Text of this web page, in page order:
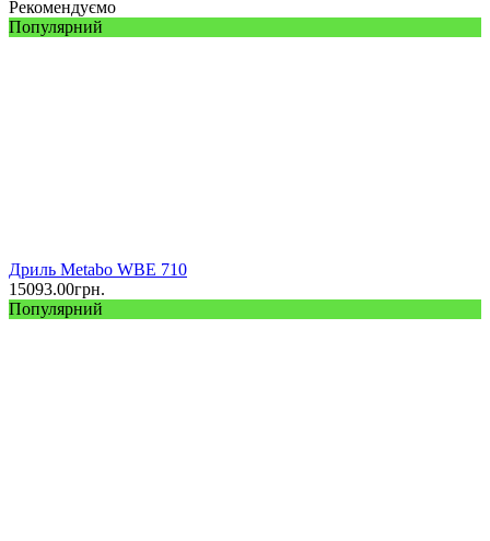
Рекомендуємо
Популярний
Дриль Metabo WBE 710
15093.00грн.
Популярний